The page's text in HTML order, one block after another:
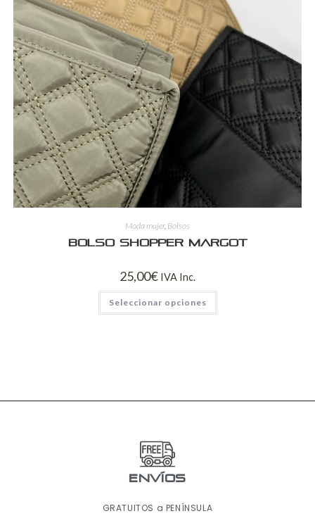
Moda mujer, Bolsos
Bolso shopper Margot
25,00€ IVA Inc.
Seleccionar opciones
ENVÍOS
GRATUITOS a PENÍNSULA